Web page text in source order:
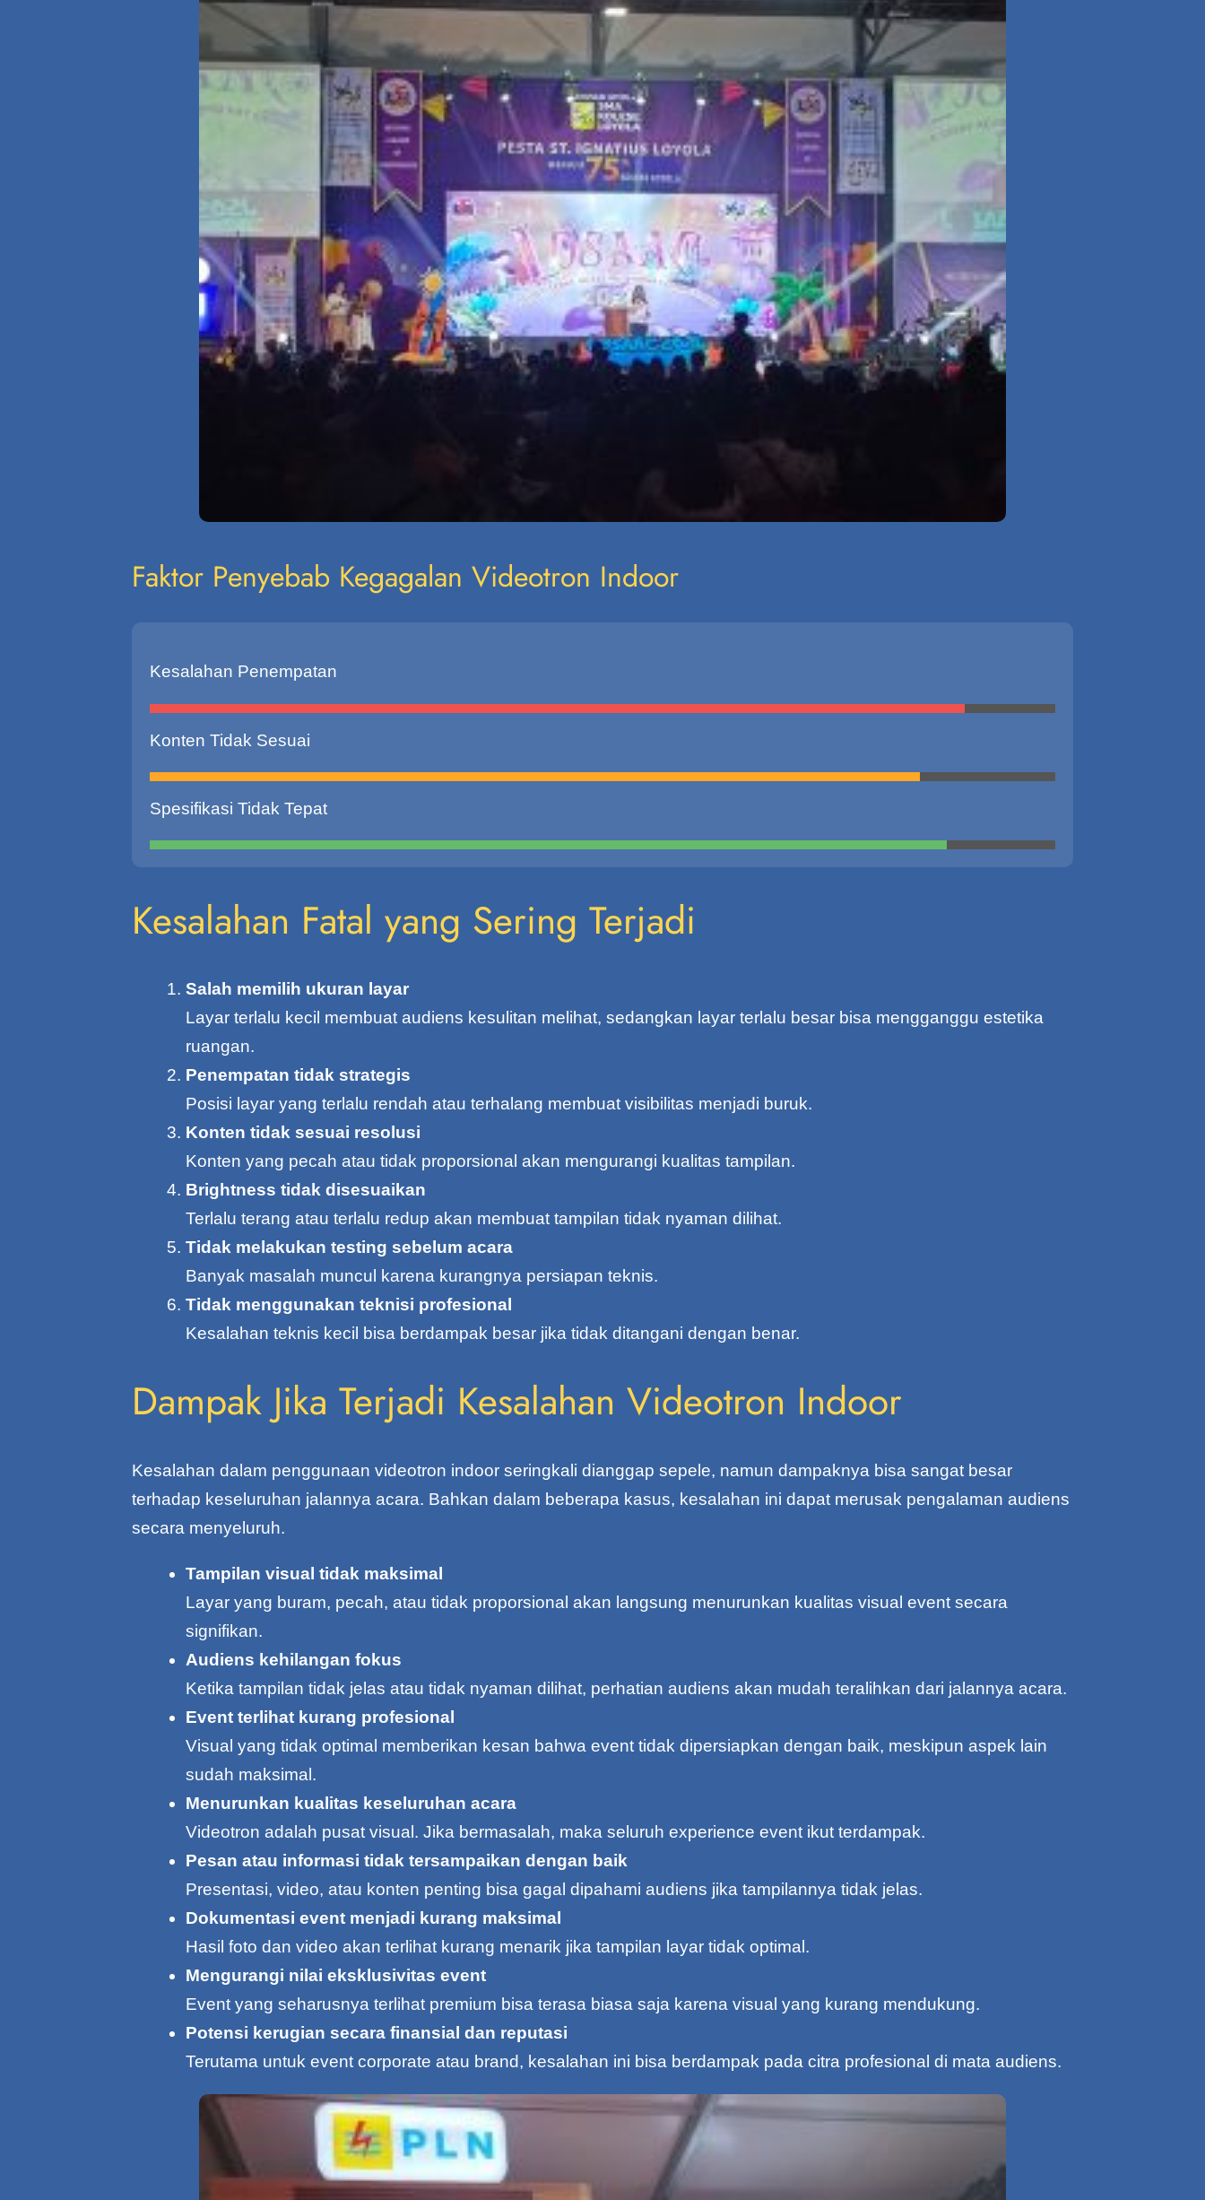
Faktor Penyebab Kegagalan Videotron Indoor
Kesalahan Penempatan
Konten Tidak Sesuai
Spesifikasi Tidak Tepat
Kesalahan Fatal yang Sering Terjadi
Salah memilih ukuran layar
Layar terlalu kecil membuat audiens kesulitan melihat, sedangkan layar terlalu besar bisa mengganggu estetika
ruangan.
Penempatan tidak strategis
Posisi layar yang terlalu rendah atau terhalang membuat visibilitas menjadi buruk.
Konten tidak sesuai resolusi
Konten yang pecah atau tidak proporsional akan mengurangi kualitas tampilan.
Brightness tidak disesuaikan
Terlalu terang atau terlalu redup akan membuat tampilan tidak nyaman dilihat.
Tidak melakukan testing sebelum acara
Banyak masalah muncul karena kurangnya persiapan teknis.
Tidak menggunakan teknisi profesional
Kesalahan teknis kecil bisa berdampak besar jika tidak ditangani dengan benar.
Dampak Jika Terjadi Kesalahan Videotron Indoor
Kesalahan dalam penggunaan videotron indoor seringkali dianggap sepele, namun dampaknya bisa sangat besar
terhadap keseluruhan jalannya acara. Bahkan dalam beberapa kasus, kesalahan ini dapat merusak pengalaman audiens
secara menyeluruh.
Tampilan visual tidak maksimal
Layar yang buram, pecah, atau tidak proporsional akan langsung menurunkan kualitas visual event secara
signifikan.
Audiens kehilangan fokus
Ketika tampilan tidak jelas atau tidak nyaman dilihat, perhatian audiens akan mudah teralihkan dari jalannya acara.
Event terlihat kurang profesional
Visual yang tidak optimal memberikan kesan bahwa event tidak dipersiapkan dengan baik, meskipun aspek lain
sudah maksimal.
Menurunkan kualitas keseluruhan acara
Videotron adalah pusat visual. Jika bermasalah, maka seluruh experience event ikut terdampak.
Pesan atau informasi tidak tersampaikan dengan baik
Presentasi, video, atau konten penting bisa gagal dipahami audiens jika tampilannya tidak jelas.
Dokumentasi event menjadi kurang maksimal
Hasil foto dan video akan terlihat kurang menarik jika tampilan layar tidak optimal.
Mengurangi nilai eksklusivitas event
Event yang seharusnya terlihat premium bisa terasa biasa saja karena visual yang kurang mendukung.
Potensi kerugian secara finansial dan reputasi
Terutama untuk event corporate atau brand, kesalahan ini bisa berdampak pada citra profesional di mata audiens.